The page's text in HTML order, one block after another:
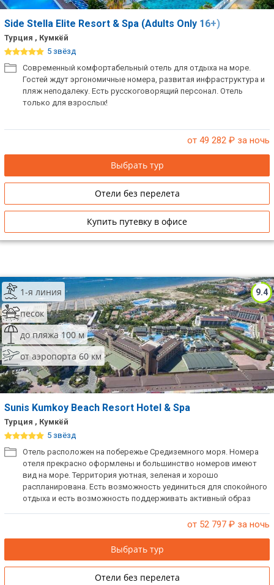
Side Stella Elite Resort & Spa (Adults Only 16+)
Турция , Кумкёй
5 звёзд
Современный комфортабельный отель для отдыха на море.
Гостей ждут эргономичные номера, развитая инфраструктура и
пляж неподалеку. Есть русскоговорящий персонал. Отель
только для взрослых!
от 49 282 ₽ за ночь
Выбрать тур
Отели без перелета
Купить путевку в офисе
9.4
1-я линия
песок
до пляжа 100 м
от аэропорта 60 км
Sunis Kumkoy Beach Resort Hotel & Spa
Турция , Кумкёй
5 звёзд
Отель расположен на побережье Средиземного моря. Номера
отеля прекрасно оформлены и большинство номеров имеют
вид на море. Территория уютная, зеленая и хорошо
распланирована. Есть возможность уединиться для спокойного
отдыха и есть возможность поддерживать активный образ
от 52 797 ₽ за ночь
Выбрать тур
Отели без перелета